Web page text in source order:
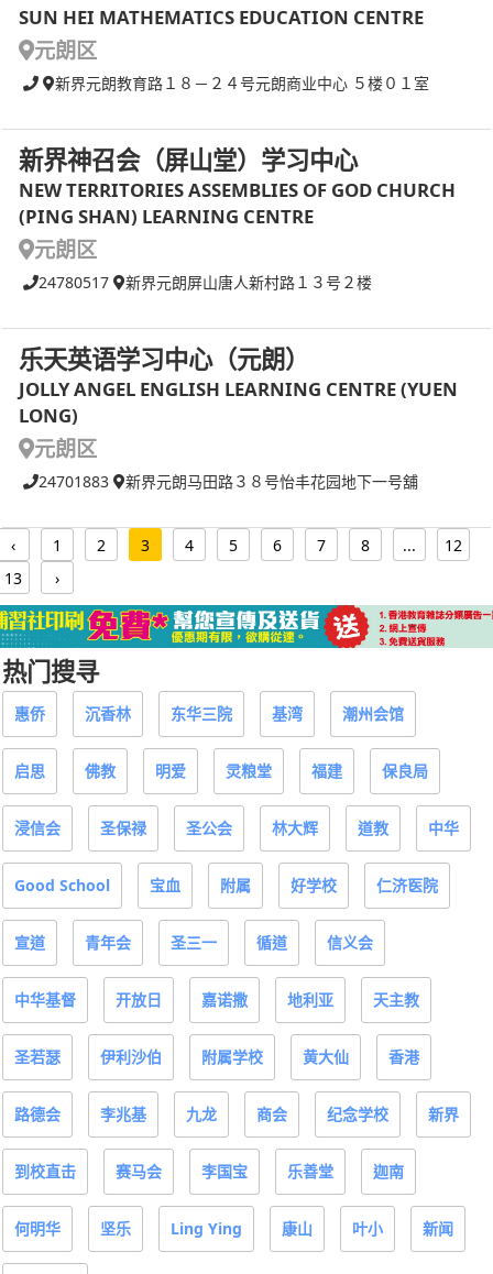
SUN HEI MATHEMATICS EDUCATION CENTRE
元朗区
新界元朗教育路１８－２４号元朗商业中心 ５楼０１室
新界神召会（屏山堂）学习中心
NEW TERRITORIES ASSEMBLIES OF GOD CHURCH
(PING SHAN) LEARNING CENTRE
元朗区
24780517 新界元朗屏山唐人新村路１３号２楼
乐天英语学习中心（元朗）
JOLLY ANGEL ENGLISH LEARNING CENTRE (YUEN
LONG)
元朗区
24701883 新界元朗马田路３８号怡丰花园地下一号舖
‹ 1 2 3 4 5 6 7 8 ...
12
13
›
热门搜寻
惠侨 沉香林 东华三院 基湾 潮州会馆
启思 佛教 明爱 灵粮堂 福建 保良局
浸信会 圣保禄 圣公会 林大辉 道教 中华
Good School 宝血 附属 好学校 仁济医院
宣道 青年会 圣三一 循道 信义会
中华基督 开放日 嘉诺撒 地利亚 天主教
圣若瑟 伊利沙伯 附属学校 黄大仙 香港
路德会 李兆基 九龙 商会 纪念学校 新界
到校直击 赛马会 李国宝 乐善堂 迦南
何明华 坚乐 Ling Ying 康山 叶小 新闻